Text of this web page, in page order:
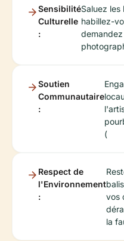
Sensibilité
Culturelle
:
Saluez les
habillez-
Soutien
Communautaire
:
(
Respect de
l'Environnement
:
vos
la